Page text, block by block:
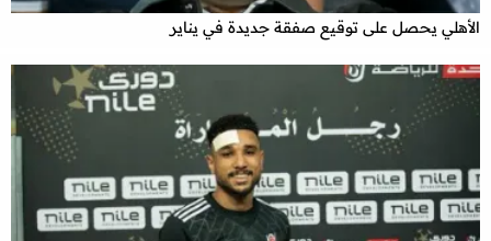
الأهلي يحصل على توقيع صفقة جديدة في يناير